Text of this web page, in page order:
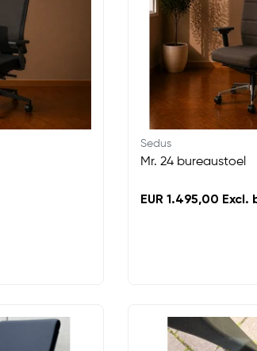
Sedus
Mr. 24 bureaustoel
EUR 1.495,00 Excl.